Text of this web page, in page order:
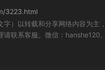
3223.html
）以转载和分享网络内容为主
联系客服。微信：hanshe120。